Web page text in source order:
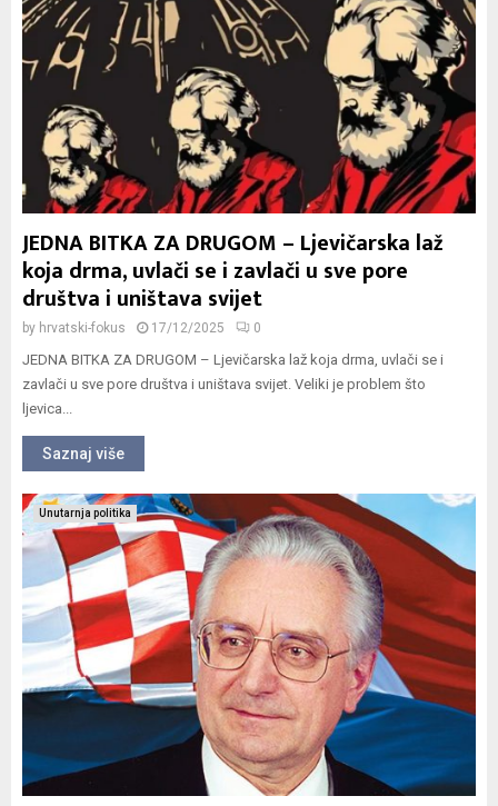
JEDNA BITKA ZA DRUGOM – Ljevičarska laž
koja drma, uvlači se i zavlači u sve pore
društva i uništava svijet
by hrvatski-fokus 17/12/2025 0
JEDNA BITKA ZA DRUGOM – Ljevičarska laž koja drma, uvlači se i
zavlači u sve pore društva i uništava svijet. Veliki je problem što
ljevica...
Saznaj više
Unutarnja politika